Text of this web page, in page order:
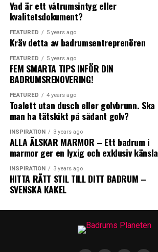
WTF
0
ANGRY
0
LOL LOVE
Vad är ett våtrumsintyg eller
kvalitetsdokument?
FEATURED 5 years ago
Kräv detta av badrumsentreprenören
FEATURED 5 years ago
FEM SMARTA TIPS INFÖR DIN
BADRUMSRENOVERING!
FEATURED 4 years ago
Toalett utan dusch eller golvbrunn. Ska
man ha tätskikt på sådant golv?
INSPIRATION 3 years ago
ALLA ÄLSKAR MARMOR – Ett badrum i
marmor ger en lyxig och exklusiv känsla
INSPIRATION 3 years ago
HITTA RÄTT STIL TILL DITT BADRUM –
SVENSKA KAKEL